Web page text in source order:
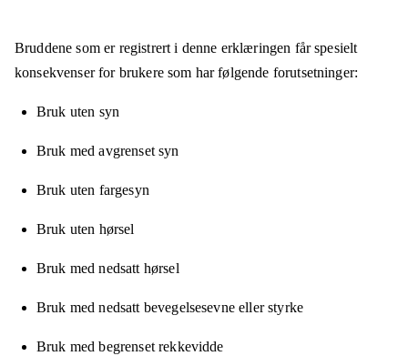
Bruddene som er registrert i denne erklæringen får spesielt
konsekvenser for brukere som har følgende forutsetninger:
Bruk uten syn
Bruk med avgrenset syn
Bruk uten fargesyn
Bruk uten hørsel
Bruk med nedsatt hørsel
Bruk med nedsatt bevegelsesevne eller styrke
Bruk med begrenset rekkevidde